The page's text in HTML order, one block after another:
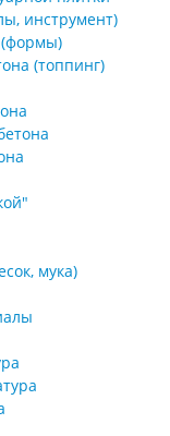
инструмент)
(формы)
(топпинг)
мука)